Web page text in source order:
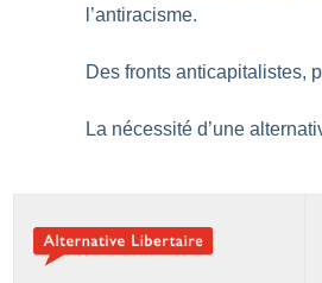
l’antiracisme.
Des fronts anticapitalistes,
La nécessité d’une